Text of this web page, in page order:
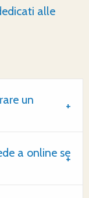
alle
un
a online se